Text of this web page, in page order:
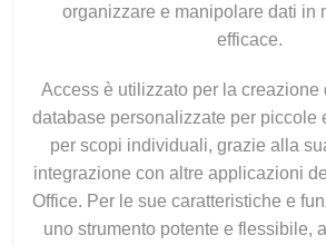
organizzare e manipolare dati in
efficace.
Access è utilizzato per la
database personalizzate per piccole
per scopi individuali, grazie alla
integrazione con altre applicazioni
Office. Per le sue caratteristiche e
uno strumento potente e flessibile,